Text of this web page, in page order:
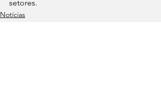
setores.
Notícias